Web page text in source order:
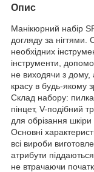
Опис
Манікюрний набір
догляду за нігтями.
необхідних
інструменти,
не виходячи з дому,
красу в будь-якому
Склад набору: пилка,
пінцет, V-подібний
для обрізання шкіри
Основні
всі вироби
атрибути
не втрачаючи